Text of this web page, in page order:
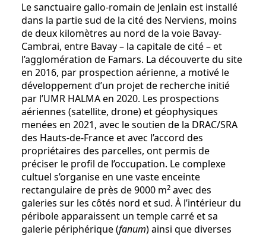
Le sanctuaire gallo-romain de Jenlain est installé
dans la partie sud de la cité des Nerviens, moins
de deux kilomètres au nord de la voie Bavay-
Cambrai, entre Bavay – la capitale de cité – et
l’agglomération de Famars. La découverte du site
en 2016, par prospection aérienne, a motivé le
développement d’un projet de recherche initié
par l’UMR HALMA en 2020. Les prospections
aériennes (satellite, drone) et géophysiques
menées en 2021, avec le soutien de la DRAC/SRA
des Hauts-de-France et avec l’accord des
propriétaires des parcelles, ont permis de
préciser le profil de l’occupation. Le complexe
cultuel s’organise en une vaste enceinte
rectangulaire de près de 9000 m2 avec des
galeries sur les côtés nord et sud. À l’intérieur du
péribole apparaissent un temple carré et sa
galerie périphérique (fanum) ainsi que diverses